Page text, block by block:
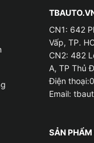
CN1: 642
Vấp, TP.
CN2: 482
A, TP Thủ
Điện
Email:
SẢN